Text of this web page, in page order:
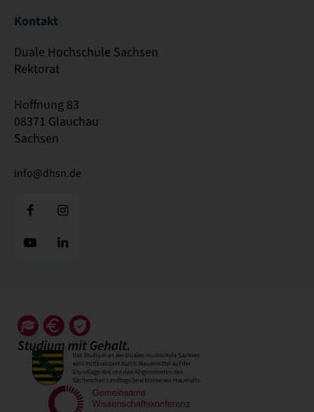
Kontakt
Duale Hochschule Sachsen
Rektorat
Hoffnung 83
08371 Glauchau
Sachsen
info@dhsn.de